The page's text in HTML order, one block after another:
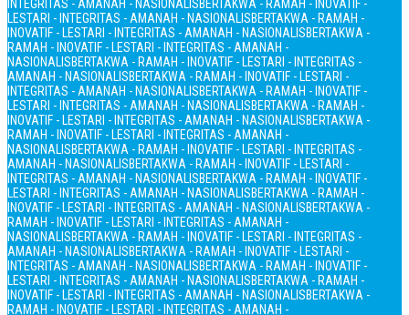
INTEGRITAS - AMANAH - NASIONALISBERTAKWA - RAMAH - INOVATIF -
LESTARI - INTEGRITAS - AMANAH - NASIONALISBERTAKWA - RAMAH -
INOVATIF - LESTARI - INTEGRITAS - AMANAH - NASIONALISBERTAKWA -
RAMAH - INOVATIF - LESTARI - INTEGRITAS - AMANAH -
NASIONALISBERTAKWA - RAMAH - INOVATIF - LESTARI - INTEGRITAS -
AMANAH - NASIONALISBERTAKWA - RAMAH - INOVATIF - LESTARI -
INTEGRITAS - AMANAH - NASIONALISBERTAKWA - RAMAH - INOVATIF -
LESTARI - INTEGRITAS - AMANAH - NASIONALISBERTAKWA - RAMAH -
INOVATIF - LESTARI - INTEGRITAS - AMANAH - NASIONALISBERTAKWA -
RAMAH - INOVATIF - LESTARI - INTEGRITAS - AMANAH -
NASIONALISBERTAKWA - RAMAH - INOVATIF - LESTARI - INTEGRITAS -
AMANAH - NASIONALISBERTAKWA - RAMAH - INOVATIF - LESTARI -
INTEGRITAS - AMANAH - NASIONALISBERTAKWA - RAMAH - INOVATIF -
LESTARI - INTEGRITAS - AMANAH - NASIONALISBERTAKWA - RAMAH -
INOVATIF - LESTARI - INTEGRITAS - AMANAH - NASIONALISBERTAKWA -
RAMAH - INOVATIF - LESTARI - INTEGRITAS - AMANAH -
NASIONALISBERTAKWA - RAMAH - INOVATIF - LESTARI - INTEGRITAS -
AMANAH - NASIONALISBERTAKWA - RAMAH - INOVATIF - LESTARI -
INTEGRITAS - AMANAH - NASIONALISBERTAKWA - RAMAH - INOVATIF -
LESTARI - INTEGRITAS - AMANAH - NASIONALISBERTAKWA - RAMAH -
INOVATIF - LESTARI - INTEGRITAS - AMANAH - NASIONALISBERTAKWA -
RAMAH - INOVATIF - LESTARI - INTEGRITAS - AMANAH -